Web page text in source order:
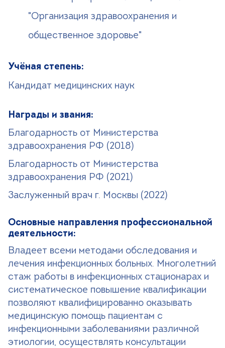
"Организация здравоохранения и
общественное здоровье"
Учёная степень:
Кандидат медицинских наук
Награды и звания:
Благодарность от Министерства
здравоохранения РФ (2018)
Благодарность от Министерства
здравоохранения РФ (2021)
Заслуженный врач г. Москвы (2022)
Основные направления профессиональной
деятельности:
Владеет всеми методами обследования и
лечения инфекционных больных. Многолетний
стаж работы в инфекционных стационарах и
систематическое повышение квалификации
позволяют квалифицированно оказывать
медицинскую помощь пациентам с
инфекционными заболеваниями различной
этиологии, осуществлять консультации